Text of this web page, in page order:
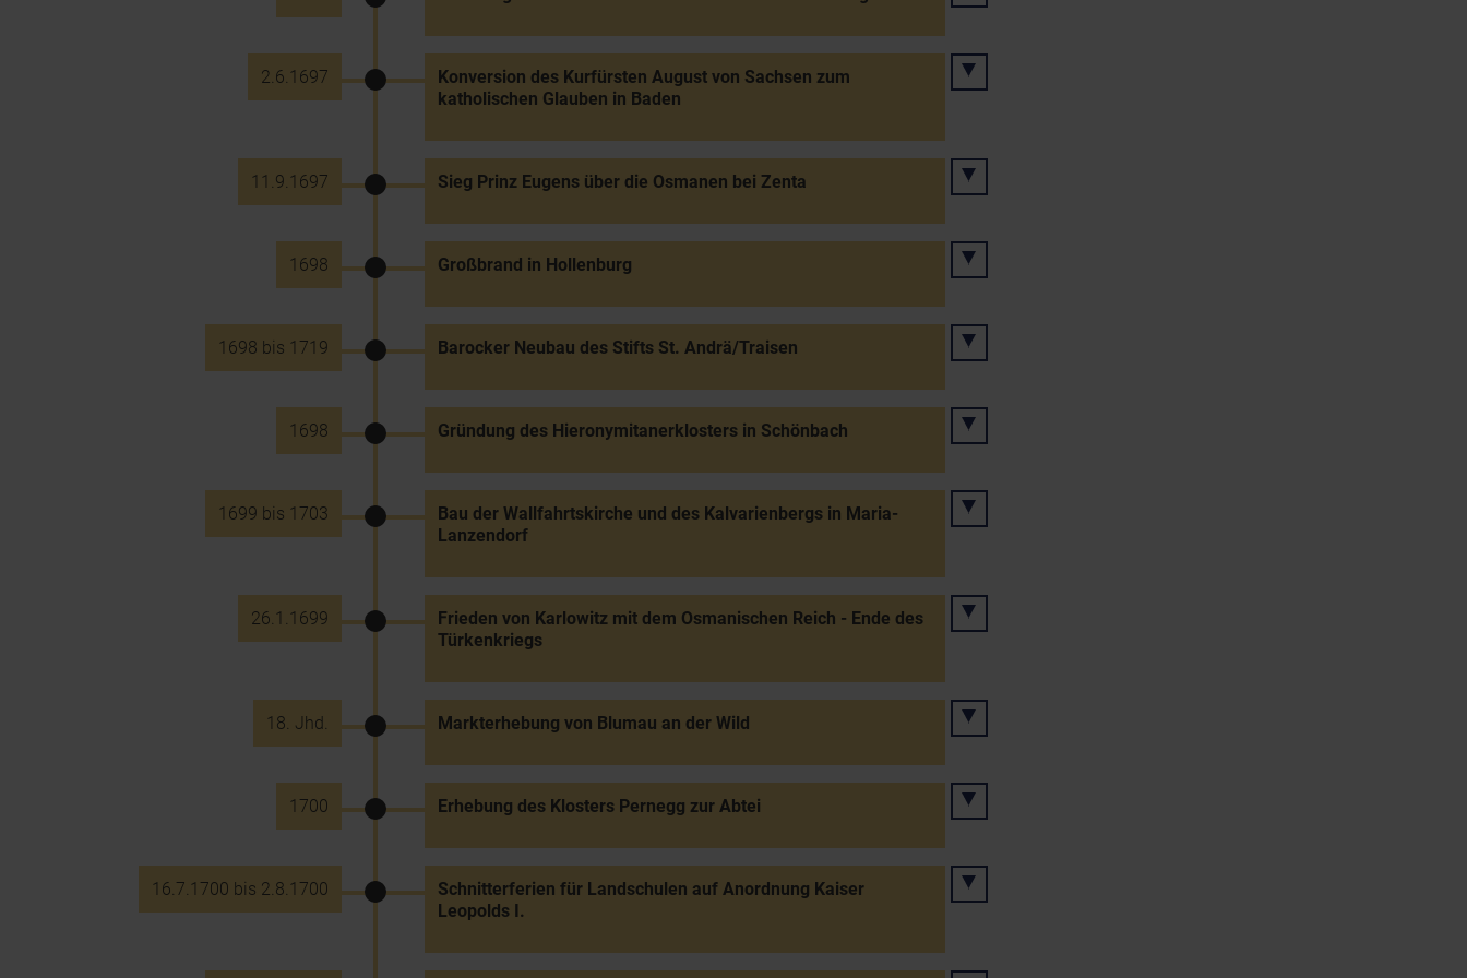
2.6.1697
Konversion des Kurfürsten August von Sachsen zum
katholischen Glauben in Baden
11.9.1697 Sieg Prinz Eugens über die Osmanen bei Zenta
1698 Großbrand in Hollenburg
1698 bis 1719 Barocker Neubau des Stifts St. Andrä/Traisen
1698 Gründung des Hieronymitanerklosters in Schönbach
1699 bis 1703
Bau der Wallfahrtskirche und des Kalvarienbergs in Maria-
Lanzendorf
26.1.1699
Frieden von Karlowitz mit dem Osmanischen Reich - Ende des
Türkenkriegs
18. Jhd. Markterhebung von Blumau an der Wild
1700 Erhebung des Klosters Pernegg zur Abtei
16.7.1700 bis 2.8.1700
Schnitterferien für Landschulen auf Anordnung Kaiser
Leopolds I.